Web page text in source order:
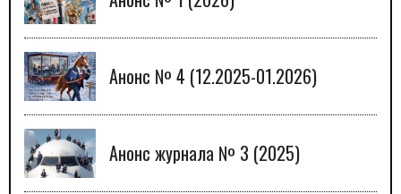
Анонс № 4 (12.2025-01.2026)
Анонс журнала № 3 (2025)